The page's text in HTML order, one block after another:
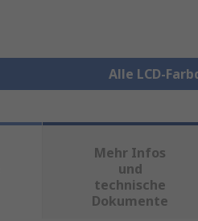
Alle LCD-
Mehr Infos
und
technische
Dokumente